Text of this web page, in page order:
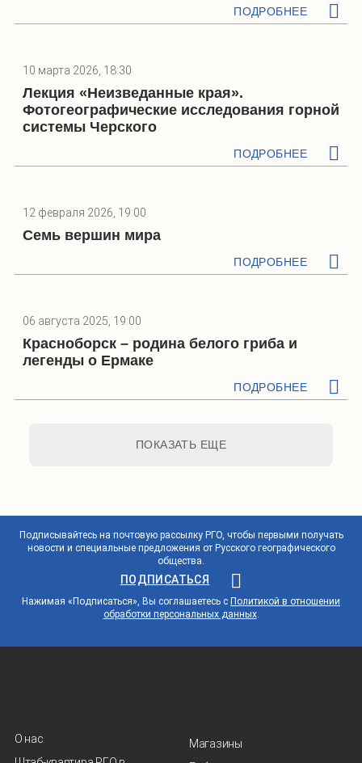
ПОДРОБНЕЕ
10 марта 2026, 18:30
Лекция «Неизведанные края».
Фотогеографические исследования горной
системы Черского
ПОДРОБНЕЕ
12 февраля 2026, 19:00
Семь вершин мира
ПОДРОБНЕЕ
06 августа 2025, 19:00
Красноборск – родина белого гриба и
легенды о Ермаке
ПОДРОБНЕЕ
ПОКАЗАТЬ ЕЩЕ
Подписывайтесь на почтовую рассылку РГО, чтобы первыми получать
новости и специальные предложения от Русского географического
общества.
ПОДПИСАТЬСЯ
Нажимая «Подписаться», Вы соглашаетесь с Политикой в отношении
обработки персональных данных.
О нас
Магазины